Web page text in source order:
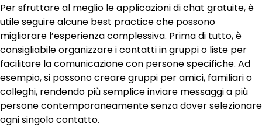
Per sfruttare al meglio le applicazioni di chat gratuite, è
utile seguire alcune best practice che possono
migliorare l’esperienza complessiva. Prima di tutto, è
consigliabile organizzare i contatti in gruppi o liste per
facilitare la comunicazione con persone specifiche. Ad
esempio, si possono creare gruppi per amici, familiari o
colleghi, rendendo più semplice inviare messaggi a più
persone contemporaneamente senza dover selezionare
ogni singolo contatto.